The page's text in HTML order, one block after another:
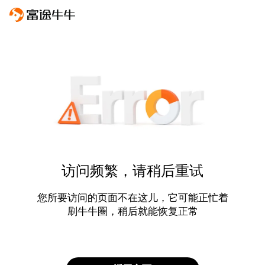
访问频繁，请稍后重试
您所要访问的页面不在这儿，它可能正忙着
刷牛牛圈，稍后就能恢复正常